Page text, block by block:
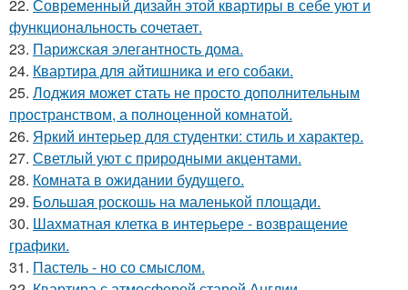
22. Современный дизайн этой квартиры в себе уют и
функциональность сочетает.
23. Парижская элегантность дома.
24. Квартира для айтишника и его собаки.
25. Лоджия может стать не просто дополнительным
пространством, а полноценной комнатой.
26. Яркий интерьер для студентки: стиль и характер.
27. Светлый уют с природными акцентами.
28. Комната в ожидании будущего.
29. Большая роскошь на маленькой площади.
30. Шахматная клетка в интерьере - возвращение
графики.
31. Пастель - но со смыслом.